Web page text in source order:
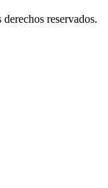
reservados.